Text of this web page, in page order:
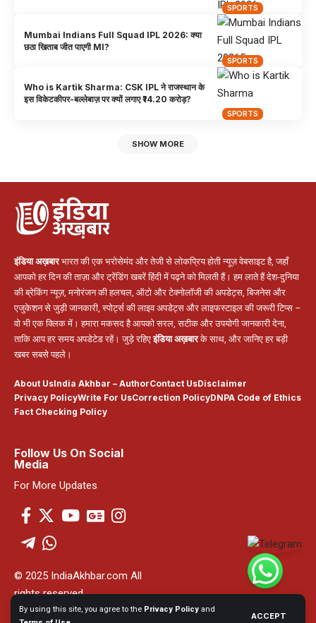
By using this site, you agree to the Privacy Policy and
ACCEPT
SPORTS
SPORTS
Mumbai Indians Full Squad IPL 2026: क्या
छठा खिताब जीत पाएगी MI?
SPORTS
Who is Kartik Sharma: CSK IPL ने राजस्थान के
इस विकेटकीपर-बल्लेबाज़ पर क्यों लगाए ₹14.20 करोड़?
SHOW MORE
इंडिया अख़बारभारत की एक भरोसेमंद और तेजी से लोकप्रिय होती न्यूज़ वेबसाइट है, जहाँ
आपको हर दिन की ताज़ा और ट्रेंडिंग खबरें हिंदी में पढ़ने को मिलती हैं। हम लाते हैं देश-दुनिया
की ब्रेकिंग न्यूज़, मनोरंजन की हलचल, ऑटो और टेक्नोलॉजी की अपडेट्स, बिजनेस और
एजुकेशन से जुड़ी जानकारी, स्पोर्ट्स की लाइव अपडेट्स और लाइफस्टाइल की जरूरी टिप्स –
वो भी एक क्लिक में। हमारा मकसद है आपको सरल, सटीक और उपयोगी जानकारी देना,
ताकि आप हर समय अपडेटेड रहें। जुड़े रहिएइंडिया अख़बारके साथ, और जानिए हर बड़ी
खबर सबसे पहले।
About UsIndia Akhbar – AuthorContact UsDisclaimer
Privacy PolicyWrite For UsCorrection PolicyDNPA Code of Ethics
Fact Checking Policy
Follow Us On Social
Media
For More Updates
© 2025 IndiaAkhbar.com All
rights reserved